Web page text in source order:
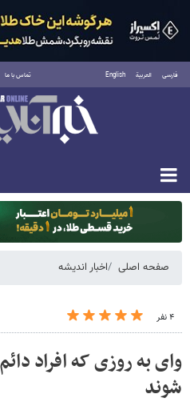
فارسی العربية English تماس با ما
دوشنبه ۱۹ مرداد ۱۴۰۵
صفحه اصلی اخبار اندیشه
۴ نفر
وای به روزی که افراد
شوند